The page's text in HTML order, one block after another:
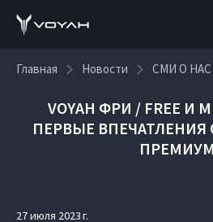
Главная Новости СМИ О НАС
VOYAH ФРИ / FREE И
ПЕРВЫЕ ВПЕЧАТЛЕНИЯ
27 июля 2023 г.